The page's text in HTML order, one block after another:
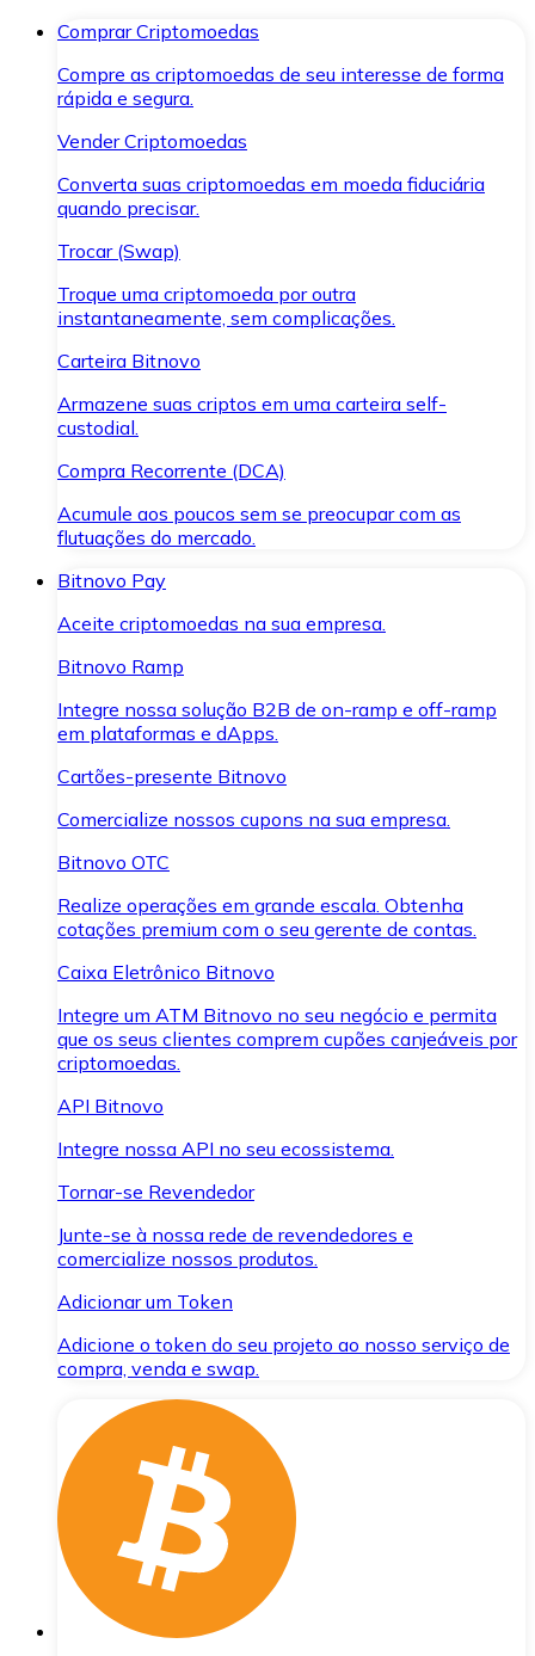
Comprar Criptomoedas
Compre as criptomoedas de seu interesse de forma
rápida e segura.
Vender Criptomoedas
Converta suas criptomoedas em moeda fiduciária
quando precisar.
Trocar (Swap)
Troque uma criptomoeda por outra
instantaneamente, sem complicações.
Carteira Bitnovo
Armazene suas criptos em uma carteira self-
custodial.
Compra Recorrente (DCA)
Acumule aos poucos sem se preocupar com as
flutuações do mercado.
Bitnovo Pay
Aceite criptomoedas na sua empresa.
Bitnovo Ramp
Integre nossa solução B2B de on-ramp e off-ramp
em plataformas e dApps.
Cartões-presente Bitnovo
Comercialize nossos cupons na sua empresa.
Bitnovo OTC
Realize operações em grande escala. Obtenha
cotações premium com o seu gerente de contas.
Caixa Eletrônico Bitnovo
Integre um ATM Bitnovo no seu negócio e permita
que os seus clientes comprem cupões canjeáveis por
criptomoedas.
API Bitnovo
Integre nossa API no seu ecossistema.
Tornar-se Revendedor
Junte-se à nossa rede de revendedores e
comercialize nossos produtos.
Adicionar um Token
Adicione o token do seu projeto ao nosso serviço de
compra, venda e swap.